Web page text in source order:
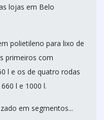
lojas em Belo
polietileno para lixo de
primeiros com
l e os de quatro rodas
l e 1000 l.
em segmentos...